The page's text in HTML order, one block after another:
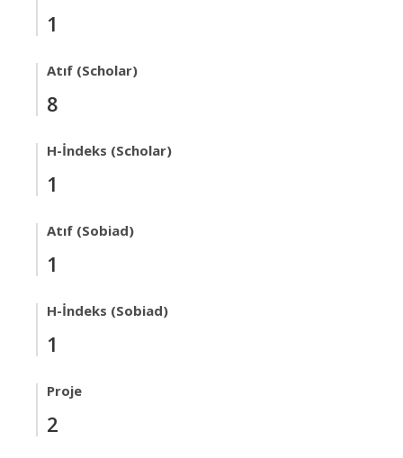
1
Atıf (Scholar)
8
H-İndeks (Scholar)
1
Atıf (Sobiad)
1
H-İndeks (Sobiad)
1
Proje
2